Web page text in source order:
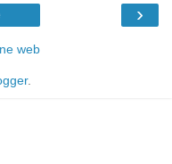
›
web
.